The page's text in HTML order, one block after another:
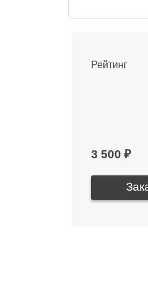
Рейтинг
3 500 ₽